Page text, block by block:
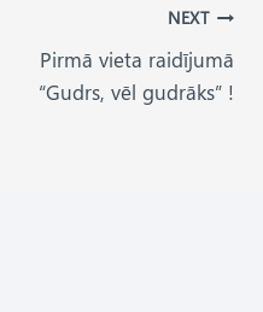
NEXT
Pirmā vieta raidījumā
“Gudrs, vēl gudrāks” !